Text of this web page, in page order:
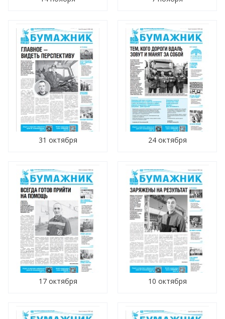
31 октября 24 октября
17 октября 10 октября